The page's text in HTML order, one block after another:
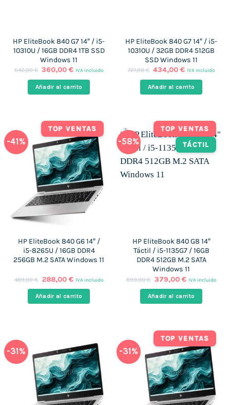
HP EliteBook 840 G7 14″ / i5-
10310U / 16GB DDR4 1TB SSD
Windows 11
642,00€ El
original
era:
360,00€El
actual
es:
IVA incluido
Añadir al carrito
HP EliteBook 840 G7 14″ / i5-
10310U / 32GB DDR4 512GB
SSD Windows 11
721,00€ El
original
era:
434,00€El
actual
es:
IVA incluido
Añadir al carrito
-41%
TOP VENTAS
HP EliteBook 840 G6 14″ /
i5-8265U / 16GB DDR4
256GB M.2 SATA Windows 11
489,00€
El
original
era:
288,00 €El
actual
es:
IVA incluido
Añadir al carrito
-58%
TOP VENTAS
TÁCTIL
HP EliteBook 840 G8 14″
Táctil / i5-1135G7 / 16GB
DDR4 512GB M.2 SATA
Windows 11
899,00€ El
original
era:
379,00 €El
actual
es:
IVA incluido
Añadir al carrito
-31% -31%
TOP VENTAS